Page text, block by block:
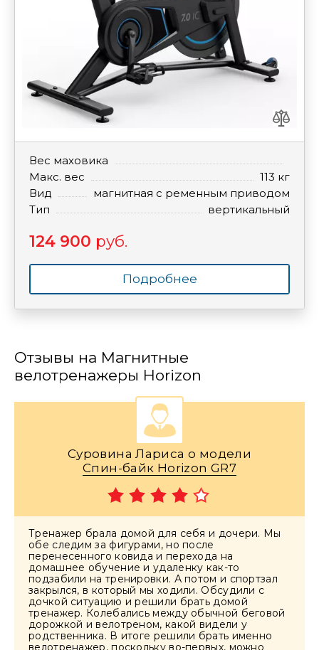
Вес маховика
Макс. вес
113 кг
Вид
магнитная с ременным приводом
Тип
вертикальный
124 900 руб.
Подробнее
Отзывы на Магнитные
велотренажеры Horizon
Суровина Лариса о модели
Спин-байк Horizon GR7
Тренажер брала домой для себя и дочери. Мы
обе следим за фигурами, но после
перенесенного ковида и перехода на
домашнее обучение и удаленку как-то
подзабили на тренировки. А потом и спортзал
закрылся, в который мы ходили. Обсудили с
дочкой ситуацию и решили брать домой
тренажер. Колебались между обычной беговой
дорожкой и велотреном, какой видели у
родственника. В итоге решили брать именно
велотренажер, поскольку во-первых, можно